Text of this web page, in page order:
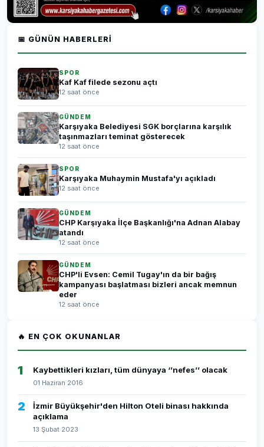
📅 GÜNÜN HABERLERI
SPOR
Kaf Kaf filede sezonu açtı
12 saat önce
GÜNDEM
Karşıyaka Belediyesi SGK borçlarına karşılık
taşınmazları teminat gösterecek
12 saat önce
SPOR
Karşıyaka Muhaymin Mustafa'yı açıkladı
12 saat önce
GÜNDEM
CHP Karşıyaka İlçe Başkanlığı'na Adnan Alabay
atandı
12 saat önce
GÜNDEM
CHP'li Evsen: Cemil Tugay'ın da bir bağış
kampanyası başlatması bizleri ancak memnun
eder
12 saat önce
🔥 EN ÇOK OKUNANLAR
1 Kaybettikleri kızları, tüm dünyaya ‘’nefes’’ olacak
01 Haziran 2016
2
İzmir Büyükşehir'den Hilton Oteli binası hakkında
açıklama
13 Şubat 2023